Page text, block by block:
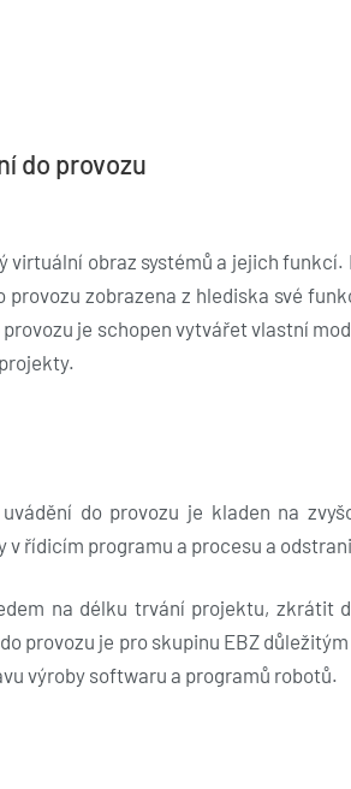
do provozu
virtuální obraz systémů a jejich
zobrazena z hlediska své
je schopen vytvářet vlastní
do provozu je kladen na
v řídicím programu a procesu a
na délku trvání projektu, zkrátit
provozu je pro skupinu EBZ
výroby softwaru a programů robotů.